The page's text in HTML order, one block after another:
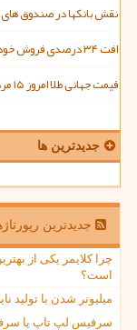
نقش بانکها در صندوق های
افت ۳۴ درصدی فروش خودروسازان ۱۵۵ هزار خودرو در چهار ماه به فروش رسید
قیمت جهانی طلا امروز ۱۵ مرداد هر اونس به ۴۲۶۵ دلار و ۲۲ سنت رسید
جدیدترین ها
جدیدترین
چرا کلایمر یکی از
است؟
میلیونر شدن با تولید
سرفیس لپ تاپ یا